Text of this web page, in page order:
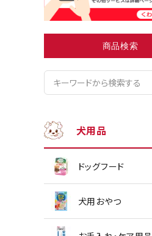
小型犬にオススメ
商品検索
犬用品
ドッグフード
犬用おやつ